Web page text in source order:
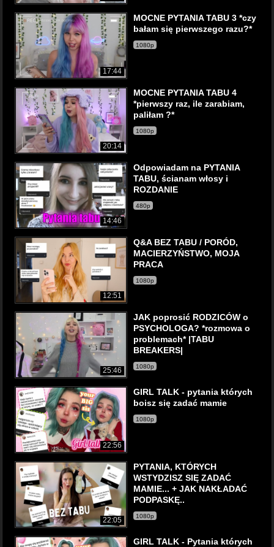
17:44
MOCNE PYTANIA TABU 3 *czy
bałam się pierwszego razu?*
1080p
20:14
MOCNE PYTANIA TABU 4
*pierwszy raz, ile zarabiam,
paliłam ?*
1080p
14:46
Odpowiadam na PYTANIA
TABU, ścianam włosy i
ROZDANIE
480p
12:51
Q&A BEZ TABU / PORÓD,
MACIERZYŃSTWO, MOJA
PRACA
1080p
25:46
JAK poprosić RODZICÓW o
PSYCHOLOGA? *rozmowa o
problemach* |TABU
BREAKERS|
1080p
22:56
GIRL TALK - pytania których
boisz się zadać mamie
1080p
22:05
PYTANIA, KTÓRYCH
WSTYDZISZ SIĘ ZADAĆ
MAMIE... + JAK NAKŁADAĆ
PODPASKĘ..
1080p
GIRL TALK - Pytania których